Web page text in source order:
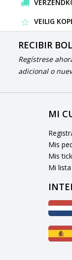
VEILIG
RECIBIR
Regístrese
adicional o
MI
Mis
Mis
Mi